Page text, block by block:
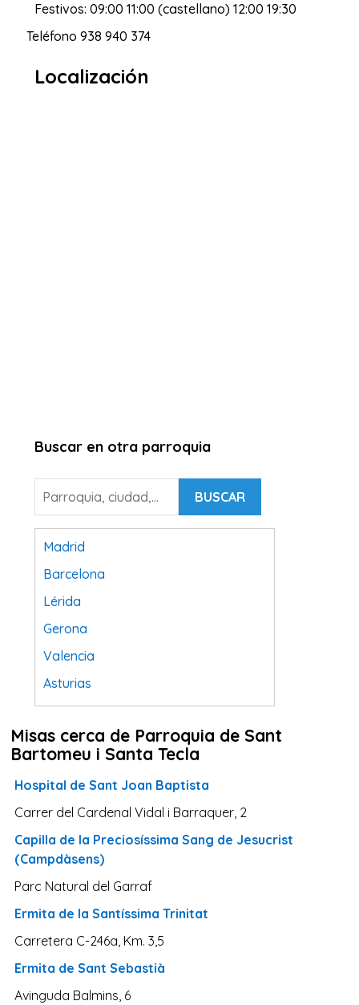
Festivos: 09:00 11:00 (castellano) 12:00 19:30
Teléfono 938 940 374
Localización
Buscar en otra parroquia
BUSCAR
Madrid
Barcelona
Lérida
Gerona
Valencia
Asturias
Tarragona
Navarra
Valladolid
Sevilla
La Coruña
Santa Cruz de Tenerife
Misas cerca de Parroquia de Sant
Bartomeu i Santa Tecla
Hospital de Sant Joan Baptista
Carrer del Cardenal Vidal i Barraquer, 2
Capilla de la Preciosíssima Sang de Jesucrist
(Campdàsens)
Parc Natural del Garraf
Ermita de la Santíssima Trinitat
Carretera C-246a, Km. 3,5
Ermita de Sant Sebastià
Avinguda Balmins, 6